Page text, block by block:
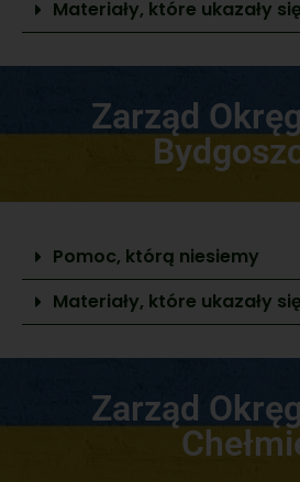
Materiały, które ukazały
Zarząd
Pomoc, którą niesiemy
Materiały, które ukazały
Zarząd